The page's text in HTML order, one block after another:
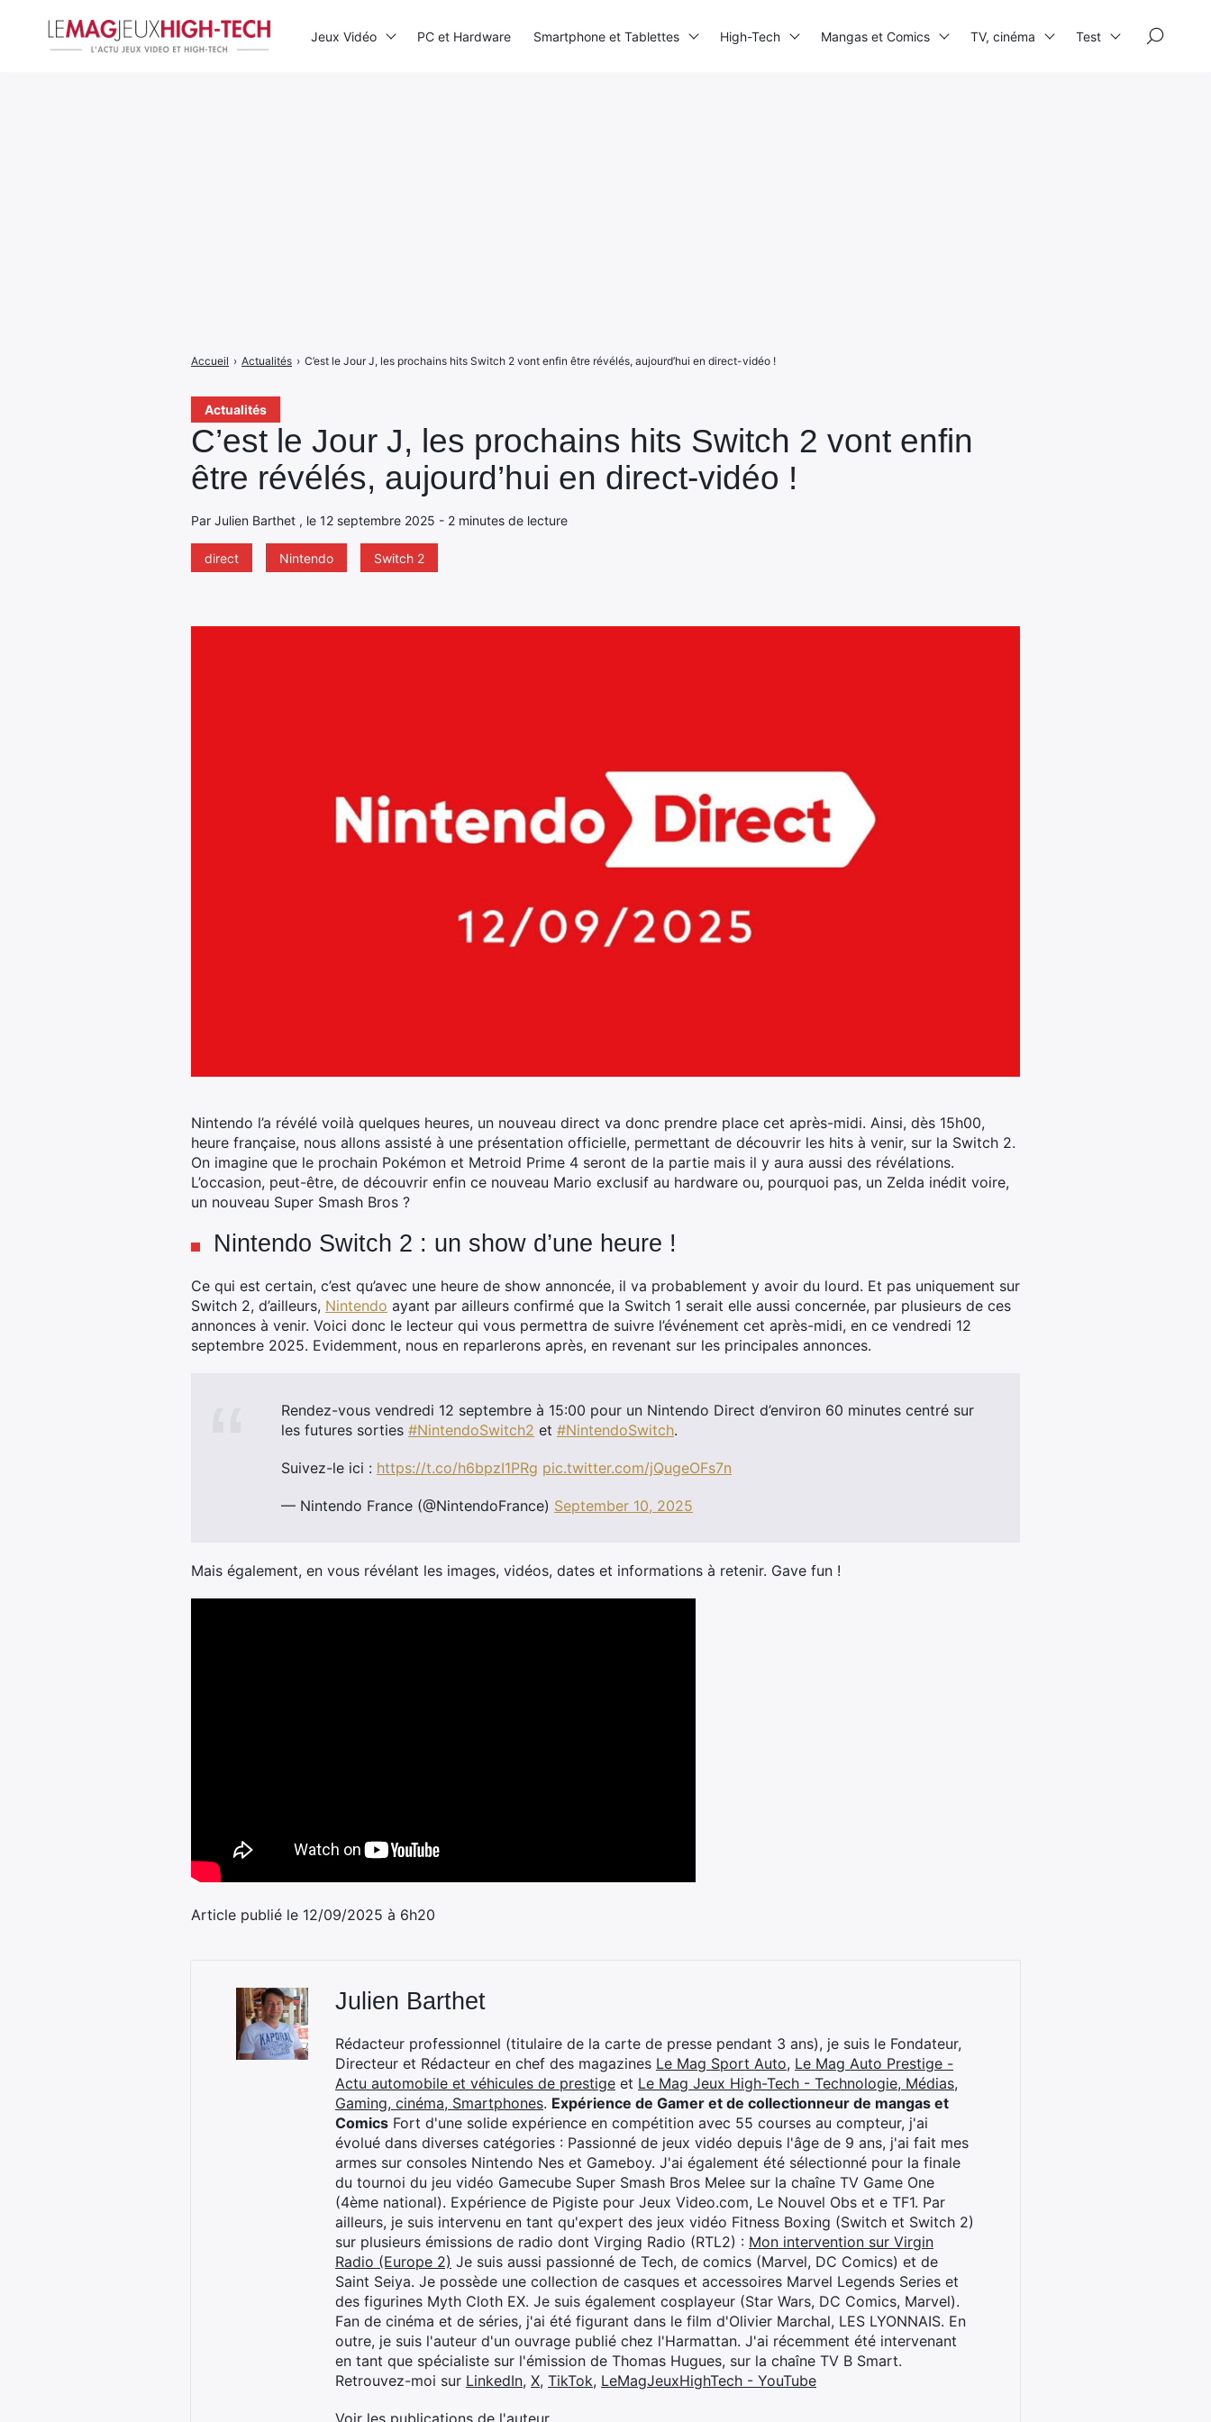
Actualités
C’est le Jour J, les prochains hits Switch 2 vont enfin
être révélés, aujourd’hui en direct-vidéo !
Par Julien Barthet , le 12 septembre 2025 - 2 minutes de lecture
direct Nintendo Switch 2
Accueil › Actualités › C’est le Jour J, les prochains hits Switch 2 vont enfin être révélés, aujourd’hui en direct-vidéo !
Nintendo l’a révélé voilà quelques heures, un nouveau direct va donc prendre place cet après-midi. Ainsi, dès 15h00,
heure française, nous allons assisté à une présentation officielle, permettant de découvrir les hits à venir, sur la Switch 2.
On imagine que le prochain Pokémon et Metroid Prime 4 seront de la partie mais il y aura aussi des révélations.
L’occasion, peut-être, de découvrir enfin ce nouveau Mario exclusif au hardware ou, pourquoi pas, un Zelda inédit voire,
un nouveau Super Smash Bros ?
Nintendo Switch 2 : un show d’une heure !
Ce qui est certain, c’est qu’avec une heure de show annoncée, il va probablement y avoir du lourd. Et pas uniquement sur
Switch 2, d’ailleurs, Nintendo ayant par ailleurs confirmé que la Switch 1 serait elle aussi concernée, par plusieurs de ces
annonces à venir. Voici donc le lecteur qui vous permettra de suivre l’événement cet après-midi, en ce vendredi 12
septembre 2025. Evidemment, nous en reparlerons après, en revenant sur les principales annonces.
Rendez-vous vendredi 12 septembre à 15:00 pour un Nintendo Direct d’environ 60 minutes centré sur
les futures sorties #NintendoSwitch2 et #NintendoSwitch.
Suivez-le ici : https://t.co/h6bpzI1PRg pic.twitter.com/jQugeOFs7n
— Nintendo France (@NintendoFrance) September 10, 2025
Mais également, en vous révélant les images, vidéos, dates et informations à retenir. Gave fun !
Article publié le 12/09/2025 à 6h20
Julien Barthet
Rédacteur professionnel (titulaire de la carte de presse pendant 3 ans), je suis le Fondateur,
Directeur et Rédacteur en chef des magazines Le Mag Sport Auto, Le Mag Auto Prestige -
Actu automobile et véhicules de prestige et Le Mag Jeux High-Tech - Technologie, Médias,
Gaming, cinéma, Smartphones. Expérience de Gamer et de collectionneur de mangas et
Comics Fort d'une solide expérience en compétition avec 55 courses au compteur, j'ai
évolué dans diverses catégories : Passionné de jeux vidéo depuis l'âge de 9 ans, j'ai fait mes
armes sur consoles Nintendo Nes et Gameboy. J'ai également été sélectionné pour la finale
du tournoi du jeu vidéo Gamecube Super Smash Bros Melee sur la chaîne TV Game One
(4ème national). Expérience de Pigiste pour Jeux Video.com, Le Nouvel Obs et e TF1. Par
ailleurs, je suis intervenu en tant qu'expert des jeux vidéo Fitness Boxing (Switch et Switch 2)
sur plusieurs émissions de radio dont Virging Radio (RTL2) : Mon intervention sur Virgin
Radio (Europe 2) Je suis aussi passionné de Tech, de comics (Marvel, DC Comics) et de
Saint Seiya. Je possède une collection de casques et accessoires Marvel Legends Series et
des figurines Myth Cloth EX. Je suis également cosplayeur (Star Wars, DC Comics, Marvel).
Fan de cinéma et de séries, j'ai été figurant dans le film d'Olivier Marchal, LES LYONNAIS. En
outre, je suis l'auteur d'un ouvrage publié chez l'Harmattan. J'ai récemment été intervenant
en tant que spécialiste sur l'émission de Thomas Hugues, sur la chaîne TV B Smart.
Retrouvez-moi sur LinkedIn, X, TikTok, LeMagJeuxHighTech - YouTube
Voir les publications de l'auteur
Jeux Vidéo PC et Hardware Smartphone et Tablettes High-Tech Mangas et Comics TV, cinéma Test